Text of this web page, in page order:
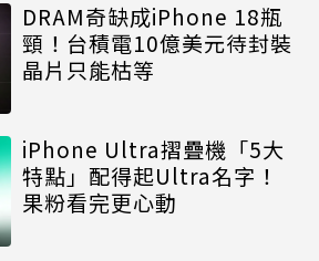
DRAM奇缺成iPhone 18瓶
頸！台積電10億美元待封裝
晶片只能枯等
iPhone Ultra摺疊機「5大
特點」配得起Ultra名字！
果粉看完更心動